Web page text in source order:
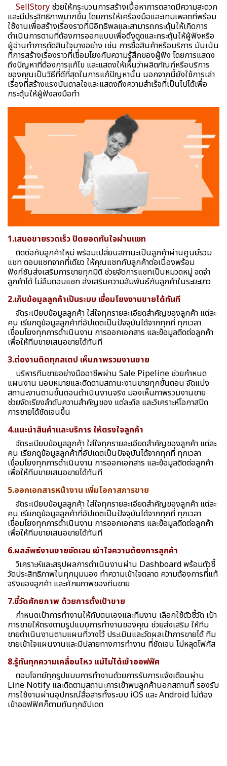
SellStory ช่วยให้กระบวนการสร้างเนื้อหาการตลาดมีความสะดวก
และมีประสิทธิภาพมากขึ้น โดยการให้เครื่องมือและเทมเพลตที่พร้อม
ใช้งานเพื่อสร้างเรื่องราวที่มีอิทธิพลและสามารถกระตุ้นให้เกิดการ
ดำเนินการตามที่ต้องการออกแบบเพื่อดึงดูดและกระตุ้นให้ผู้ฟังหรือ
ผู้อ่านทำการตัดสินใจบางอย่าง เช่น การซื้อสินค้าหรือบริการ มันเน้น
ที่การสร้างเรื่องราวที่เชื่อมโยงกับความรู้สึกของผู้ฟัง โดยการแสดง
ถึงปัญหาที่ต้องการแก้ไข และแสดงให้เห็นว่าผลิตภัณฑ์หรือบริการ
ของคุณเป็นวิธีที่ดีที่สุดในการแก้ปัญหานั้น นอกจากนี้ยังใช้การเล่า
เรื่องที่สร้างแรงบันดาลใจและแสดงถึงความสำเร็จที่เป็นไปได้เพื่อ
กระตุ้นให้ผู้ฟังลงมือทำ
1.เสนอขายรวดเร็ว ปิดยอดทันใจผ่านแชท
ติดต่อกับลูกค้าใหม่ พร้อมเปลี่ยนสถานะเป็นลูกค้าผ่านศูนย์รวม
แชท ตอบแชทจากที่เดียว ให้คุณแชทกับลูกค้าต่อเนื่องพร้อม
ฟังก์ชันส่งเสริมการขายทุกมิติ ช่วยจัดการแชทเป็นหมวดหมู่ จดจำ
ลูกค้าได้ ไม่ลืมตอบแชท ส่งเสริมความสัมพันธ์กับลูกค้าในระยะยาว
2.เก็บข้อมูลลูกค้าเป็นระบบ เชื่อมโยงงานขายได้ทันที
จัดระเบียบข้อมูลลูกค้า ใส่ใจทุกรายละเอียดสำคัญของลูกค้า แต่ละ
คน เรียกดูข้อมูลลูกค้าที่อัปเดตเป็นปัจจุบันได้จากทุกที่ ทุกเวลา
เชื่อมโยงทุกการดำเนินงาน การออกเอกสาร และข้อมูลติดต่อลูกค้า
เพื่อให้ทีมขายเสนอขายได้ทันที
3.ต่องานติดทุกสเตป เห็นภาพรวมงานขาย
บริหารทีมขายอย่างมืออาชีพผ่าน Sale Pipeline ช่วยกำหนด
แผนงาน มอบหมายและติดตามสถานะงานขายทุกขั้นตอน จัดแบ่ง
สถานะงานตามขั้นตอนดำเนินงานจริง มองเห็นภาพรวมงานขาย
ช่วยจัดเรียงลำดับความสำคัญของ แต่ละดีล และวิเคราะห์โอกาสปิด
การขายได้ชัดเจนขึ้น
4.แนะนำสินค้าและบริการ ให้ตรงใจลูกค้า
จัดระเบียบข้อมูลลูกค้า ใส่ใจทุกรายละเอียดสำคัญของลูกค้า แต่ละ
คน เรียกดูข้อมูลลูกค้าที่อัปเดตเป็นปัจจุบันได้จากทุกที่ ทุกเวลา
เชื่อมโยงทุกการดำเนินงาน การออกเอกสาร และข้อมูลติดต่อลูกค้า
เพื่อให้ทีมขายเสนอขายได้ทันที
5.ออกเอกสารหน้างาน เพิ่มโอกาสการขาย
จัดระเบียบข้อมูลลูกค้า ใส่ใจทุกรายละเอียดสำคัญของลูกค้า แต่ละ
คน เรียกดูข้อมูลลูกค้าที่อัปเดตเป็นปัจจุบันได้จากทุกที่ ทุกเวลา
เชื่อมโยงทุกการดำเนินงาน การออกเอกสาร และข้อมูลติดต่อลูกค้า
เพื่อให้ทีมขายเสนอขายได้ทันที
6.ผลลัพธ์งานขายชัดเจน เข้าใจความต้องการลูกค้า
วิเคราะห์และสรุปผลการดำเนินงานผ่าน Dashboard พร้อมตัวชี้
วัดประสิทธิภาพในทุกมุมมอง ทำความเข้าใจตลาด ความต้องการที่แท้
จริงของลูกค้า และศักยภาพของทีมขาย
7.ชี้วัดศักยภาพ ด้วยการตั้งเป้าขาย
กำหนดเป้าการทำงานให้กับตนเองและทีมงาน เลือกใช้ตัวชี้วัด เป้า
การขายให้ตรงตามรูปแบบการทำงานของคุณ ช่วยส่งเสริม ให้ทีม
ขายดำเนินงานตามแผนที่วางไว้ ประเมินและวัดผลเป้าการขายได้ ทีม
ขายเข้าใจแผนงานและมีปลายทางการทำงาน ที่ชัดเจน ไม่หลุดโฟกัส
8.รู้ทันทุกความเคลื่อนไหว แม้ไม่ได้เข้าออฟฟิศ
ตอบโจทย์ทุกรูปแบบการทำงานด้วยการรับการแจ้งเตือนผ่าน
Line Notify และติดตามสถานะการเข้าพบลูกค้านอกสถานที่ รองรับ
การใช้งานผ่านอุปกรณ์สื่อสารทั้งระบบ iOS และ Android ไม่ต้อง
เข้าออฟฟิศก็ตามทันทุกอัปเดต